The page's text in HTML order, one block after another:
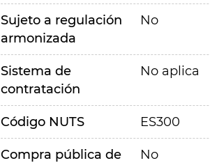
Sujeto a regulación
armonizada
No
Sistema de
contratación
No aplica
Código NUTS ES300
Compra pública de
No